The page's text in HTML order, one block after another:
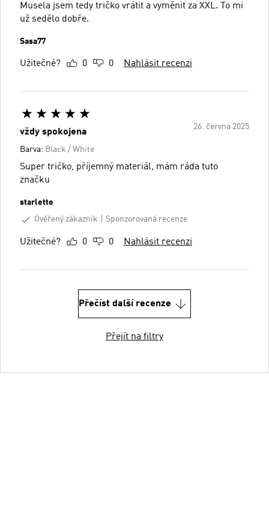
Musela jsem tedy tričko vrátit a vyměnit za XXL. To mi
už sedělo dobře.
Sasa77
Užitečné? 0 0 Nahlásit recenzi
26. června 2025
vždy spokojena
Barva: Black / White
Super tričko, příjemný materiál, mám ráda tuto
značku
starlette
Ověřený zákazník
Sponzorovaná recenze
Užitečné? 0 0 Nahlásit recenzi
Přečíst další recenze
Přejít na filtry